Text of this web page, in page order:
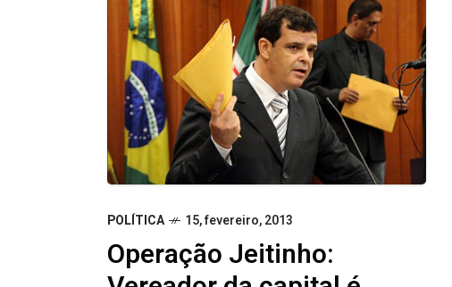
POLÍTICA 15, fevereiro, 2013
Operação Jeitinho: